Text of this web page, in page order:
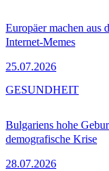
Europäer machen aus
Internet-Memes
25.07.2026
Bulgariens hohe
demografische Krise
28.07.2026
GESUNDHEIT